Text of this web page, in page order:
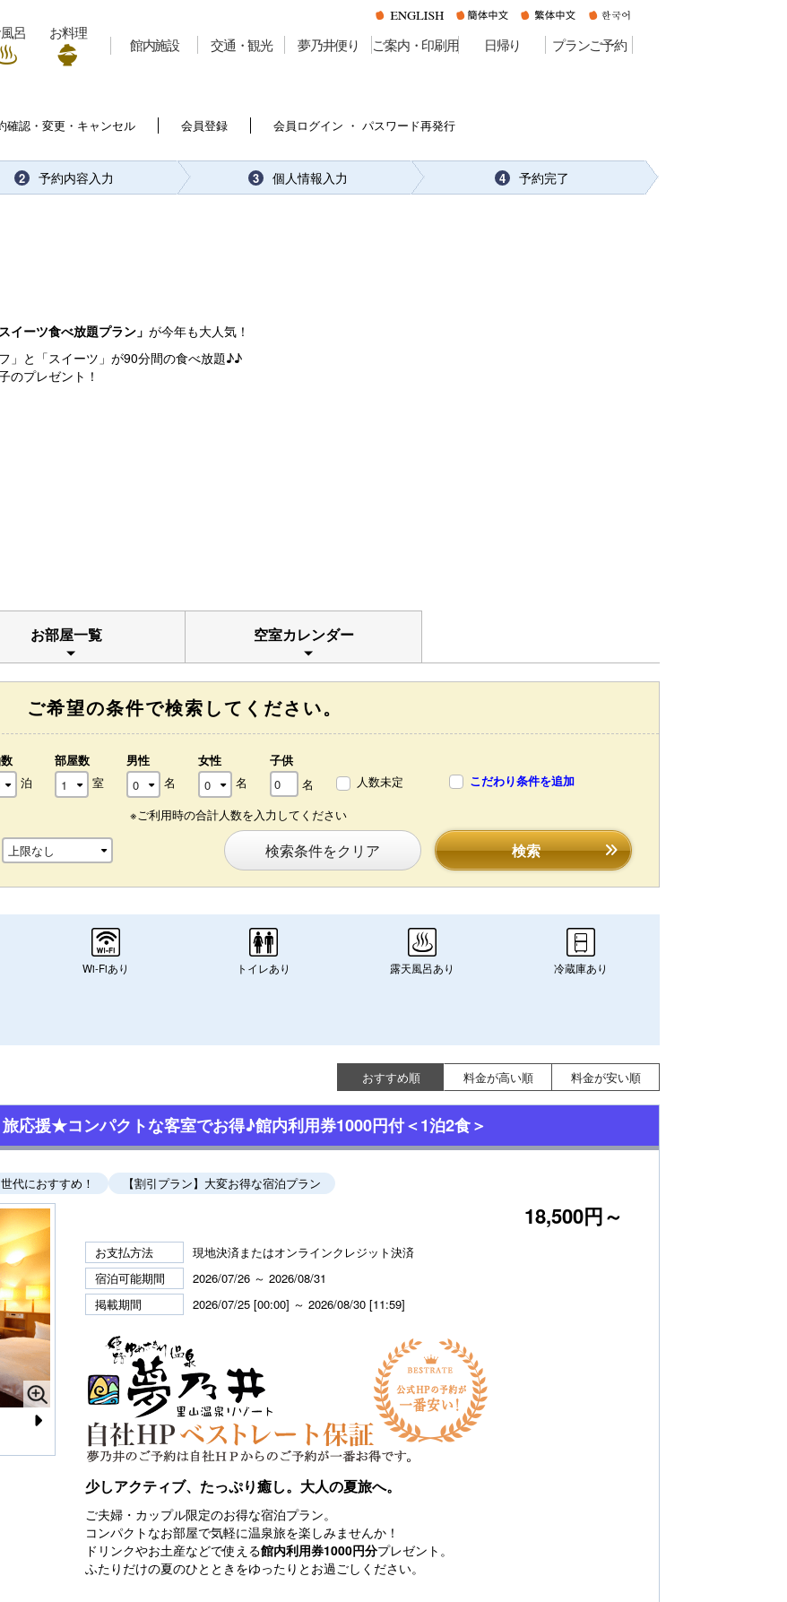
呂 お料理
館内施設 交通・観光 夢乃井便り ご案内・印刷用 日帰り プランご予約
確認・変更・キャンセル 会員登録 会員ログイン ・ パスワード再発行
2 予約内容入力 3 個人情報入力 4 予約完了
イーツ食べ放題プラン」 が今年も大人気！
」と「スイーツ」が90分間の食べ放題♪♪
のプレゼント！
お部屋一覧 空室カレンダー
ご希望の条件で検索してください。
泊
部屋数
室
男性
名
女性
名
子供
名
人数未定
※ご利用時の合計人数を入力してください
こだわり条件を追加
検索条件をクリア 検索
Wi-Fiあり トイレあり 露天風呂あり 冷蔵庫あり
おすすめ順 料金が高い順 料金が安い順
旅応援★コンパクトな客室でお得♪館内利用券1000円付＜1泊2食＞
代におすすめ！ 【割引プラン】大変お得な宿泊プラン
禁煙洋室 翔鷺館本館7.5畳
18,500円～
お支払方法
現地決済またはオンラインクレジット決済
宿泊可能期間
2026/07/26 ～ 2026/08/31
掲載期間
2026/07/25 [00:00] ～ 2026/08/30 [11:59]
少しアクティブ、たっぷり癒し。大人の夏旅へ。
ご夫婦・カップル限定のお得な宿泊プラン。
コンパクトなお部屋で気軽に温泉旅を楽しみませんか！
ドリンクやお土産などで使える館内利用券1000円分プレゼント。
ふたりだけの夏のひとときをゆったりとお過ごしください。